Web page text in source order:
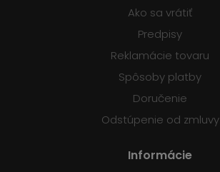
Ako sa vrátiť
Predpisy
Reklamácie tovaru
Spôsoby platby
Doručenie
Odstúpenie od zmluvy
Informácie